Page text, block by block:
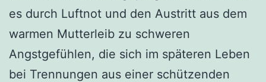
es durch Luftnot und den Austritt aus dem
warmen Mutterleib zu schweren
Angstgefühlen, die sich im späteren Leben
bei Trennungen aus einer schützenden